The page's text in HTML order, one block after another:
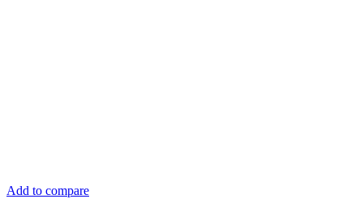
Add to compare